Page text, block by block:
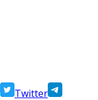
Twitter